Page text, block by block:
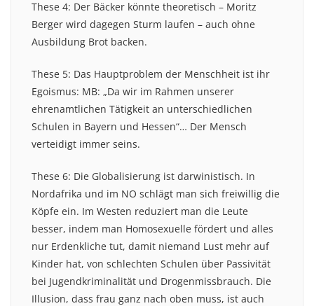
These 4: Der Bäcker könnte theoretisch – Moritz
Berger wird dagegen Sturm laufen – auch ohne
Ausbildung Brot backen.
These 5: Das Hauptproblem der Menschheit ist ihr
Egoismus: MB: „Da wir im Rahmen unserer
ehrenamtlichen Tätigkeit an unterschiedlichen
Schulen in Bayern und Hessen“… Der Mensch
verteidigt immer seins.
These 6: Die Globalisierung ist darwinistisch. In
Nordafrika und im NO schlägt man sich freiwillig die
Köpfe ein. Im Westen reduziert man die Leute
besser, indem man Homosexuelle fördert und alles
nur Erdenkliche tut, damit niemand Lust mehr auf
Kinder hat, von schlechten Schulen über Passivität
bei Jugendkriminalität und Drogenmissbrauch. Die
Illusion, dass frau ganz nach oben muss, ist auch